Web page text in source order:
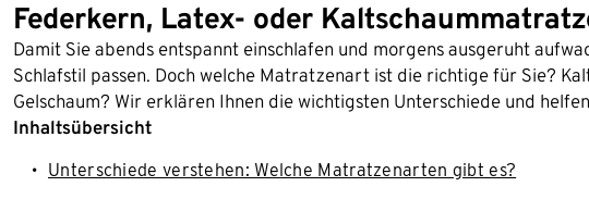
Federkern, Latex- oder
Damit Sie abends entspannt einschlafen und morgens ausgeruht
Schlafstil passen. Doch welche Matratzenart ist die richtige für Sie?
Gelschaum? Wir erklären Ihnen die wichtigsten Unterschiede und
Inhaltsübersicht
Unterschiede verstehen: Welche Matratzenarten gibt es?